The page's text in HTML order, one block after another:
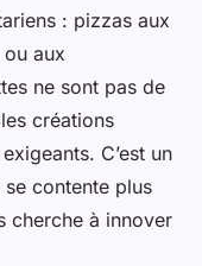
: pizzas aux
aux
ne sont pas de
créations
C’est un
contente plus
cherche à innover